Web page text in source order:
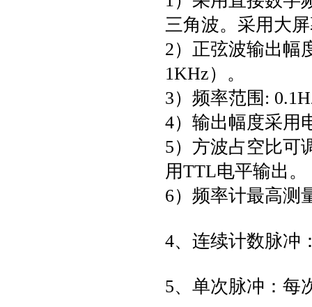
三角波。采用大
2）正弦波输出幅
1KHz）。
3）频率范围:
4）输出幅度采用
5）方波占空比可
用TTL电平输出。
6）频率计最高测
4、连续计数脉冲
5、单次脉冲：每